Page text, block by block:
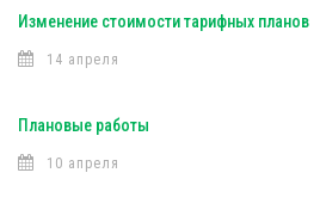
Изменение стоимости тарифных планов
14 апреля
Плановые работы
10 апреля